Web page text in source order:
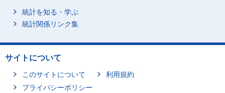
統計を知る・学ぶ
統計関係リンク集
サイトについて
このサイトについて
利用規約
プライバシーポリシー